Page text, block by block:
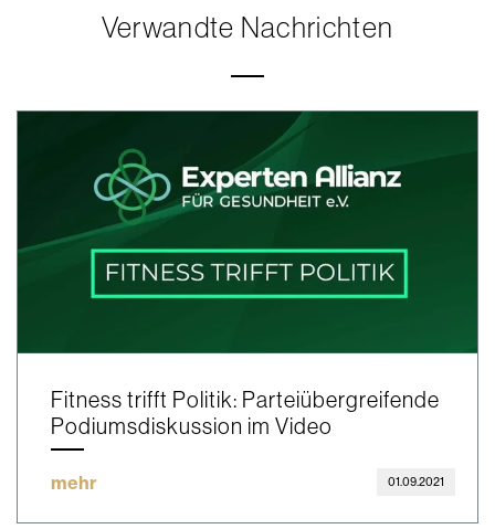
Verwandte Nachrichten
Fitness trifft Politik: Parteiübergreifende
Podiumsdiskussion im Video
mehr 01.09.2021